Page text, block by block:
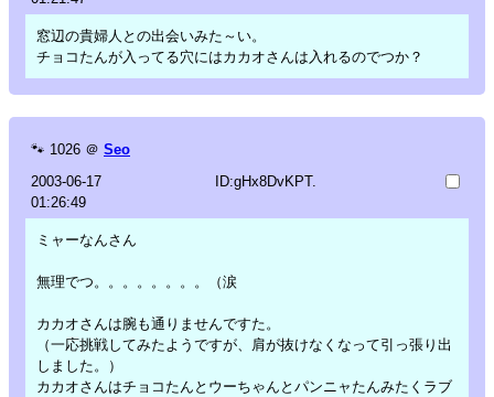
窓辺の貴婦人との出会いみた～い。
チョコたんが入ってる穴にはカカオさんは入れるのでつか？
🐾 1026 ＠ Seo
2003-06-17
01:26:49
ID:gHx8DvKPT.
ミャーなんさん
無理でつ。。。。。。。。（涙
カカオさんは腕も通りませんですた。
（一応挑戦してみたようですが、肩が抜けなくなって引っ張り出
しました。）
カカオさんはチョコたんとウーちゃんとパンニャたんみたくラブ